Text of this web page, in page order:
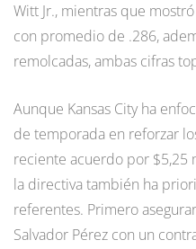
Witt Jr., mientras que
con promedio de .286,
remolcadas, ambas cifras
Aunque Kansas City ha
de temporada en reforzar
reciente acuerdo por $5,25
la directiva también ha
referentes. Primero
Salvador Pérez con un